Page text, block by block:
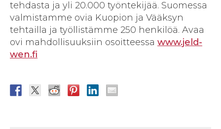
tehdasta ja yli 20.000 työntekijää. Suomessa
valmistamme ovia Kuopion ja Vääksyn
tehtailla ja työllistämme 250 henkilöä. Avaa
ovi mahdollisuuksiin osoitteessa www.jeld-
wen.fi